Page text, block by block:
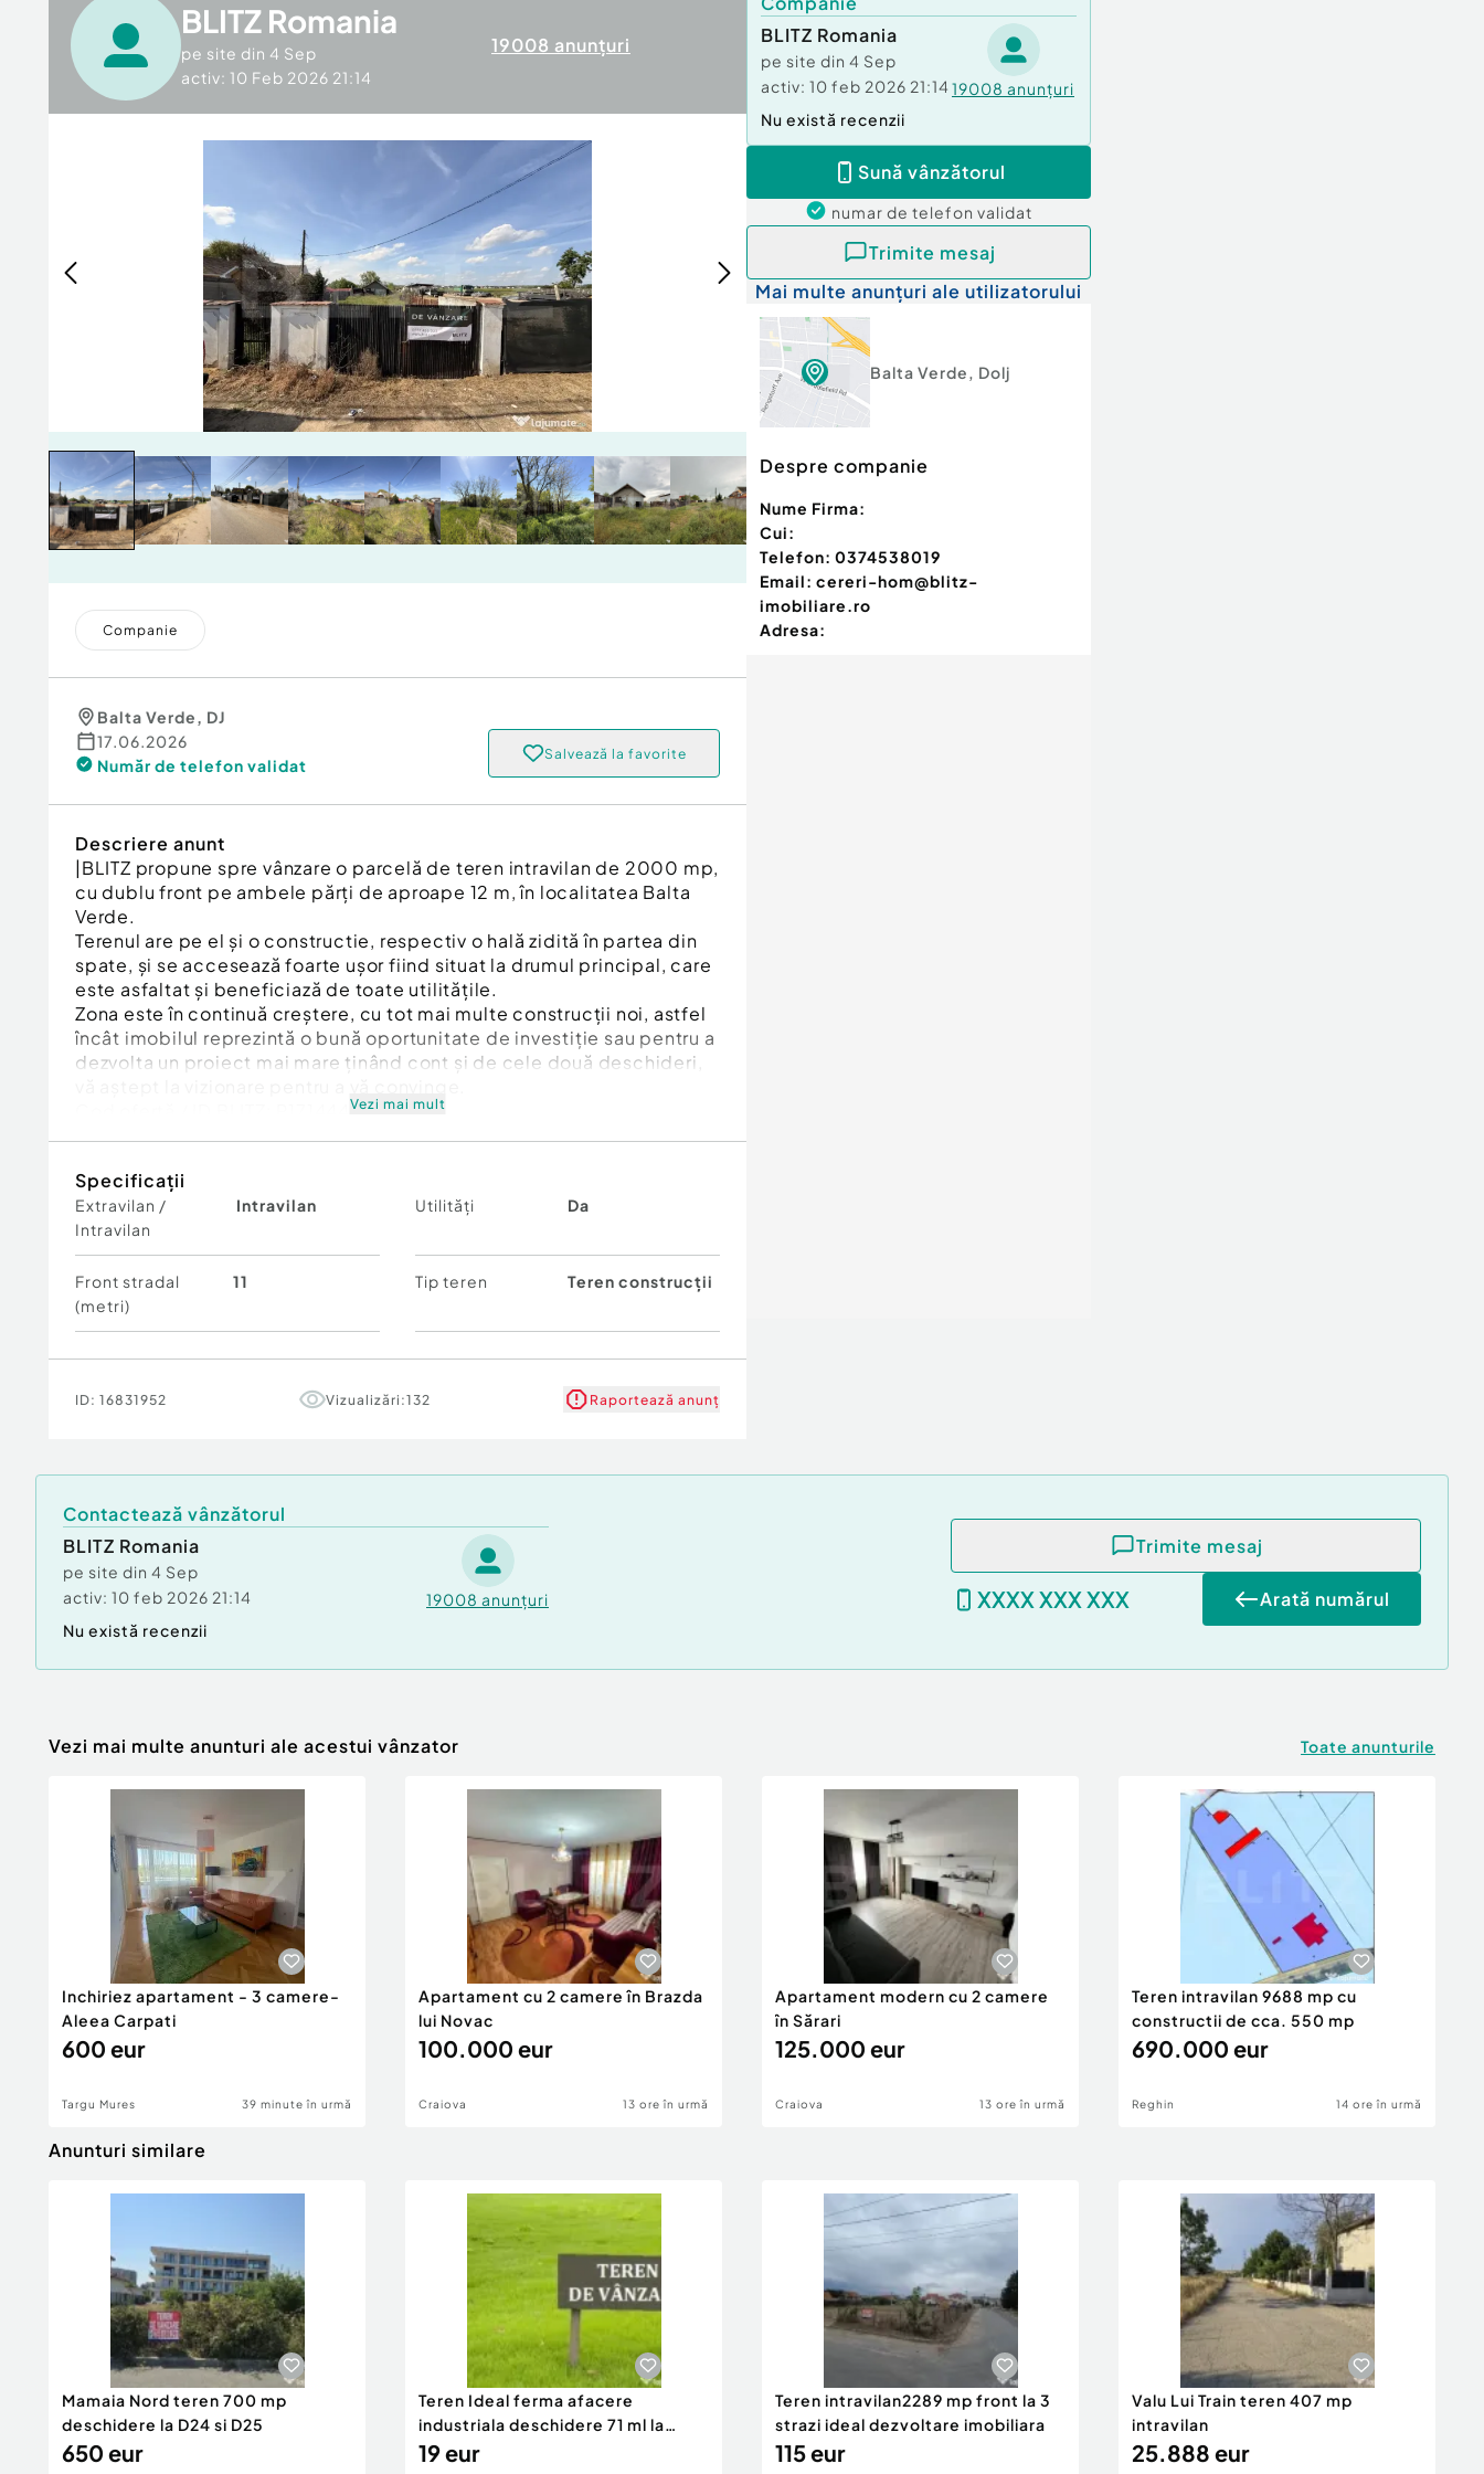
BLITZ Romania
pe site din 4 Sep
activ: 10 Feb 2026 21:14
19008 anunțuri
Companie
Balta Verde, DJ
17.06.2026
Număr de telefon validat
Salvează la favorite
Descriere anunt
|BLITZ propune spre vânzare o parcelă de teren intravilan de 2000 mp,
cu dublu front pe ambele părți de aproape 12 m, în localitatea Balta
Verde.
Terenul are pe el și o constructie, respectiv o hală zidită în partea din
spate, și se accesează foarte ușor fiind situat la drumul principal, care
este asfaltat și beneficiază de toate utilitățile.
Zona este în continuă creștere, cu tot mai multe construcții noi, astfel
încât imobilul reprezintă o bună oportunitate de investiție sau pentru a
dezvolta un proiect mai mare ținând cont și de cele două deschideri,
Vezi mai mult
Specificații
Extravilan /
Intravilan
Intravilan Utilități Da
Front stradal
(metri)
11 Tip teren Teren construcții
ID: 16831952 Vizualizări:132 Raportează anunț
BLITZ Romania
pe site din 4 Sep
activ: 10 feb 2026 21:14 19008 anunțuri
Nu există recenzii
Sună vânzătorul
numar de telefon validat
Trimite mesaj
Mai multe anunțuri ale utilizatorului
Balta Verde, Dolj
Despre companie
Nume Firma:
Cui:
Telefon: 0374538019
Email: cereri-hom@blitz-
imobiliare.ro
Adresa:
Contactează vânzătorul
BLITZ Romania
pe site din 4 Sep
activ: 10 feb 2026 21:14 19008 anunțuri
Nu există recenzii
Trimite mesaj
XXXX XXX XXX Arată numărul
Vezi mai multe anunturi ale acestui vânzator Toate anunturile
Inchiriez apartament - 3 camere-
Aleea Carpati
600 eur
Targu Mures 39 minute în urmă
Apartament cu 2 camere în Brazda
lui Novac
100.000 eur
Craiova 13 ore în urmă
Apartament modern cu 2 camere
în Sărari
125.000 eur
Craiova 13 ore în urmă
Teren intravilan 9688 mp cu
constructii de cca. 550 mp
690.000 eur
Reghin 14 ore în urmă
Anunturi similare
Mamaia Nord teren 700 mp
deschidere la D24 si D25
650 eur
Teren Ideal ferma afacere
industriala deschidere 71 ml la
DN2A
19 eur
Teren intravilan2289 mp front la 3
strazi ideal dezvoltare imobiliara
115 eur
Valu Lui Train teren 407 mp
intravilan
25.888 eur